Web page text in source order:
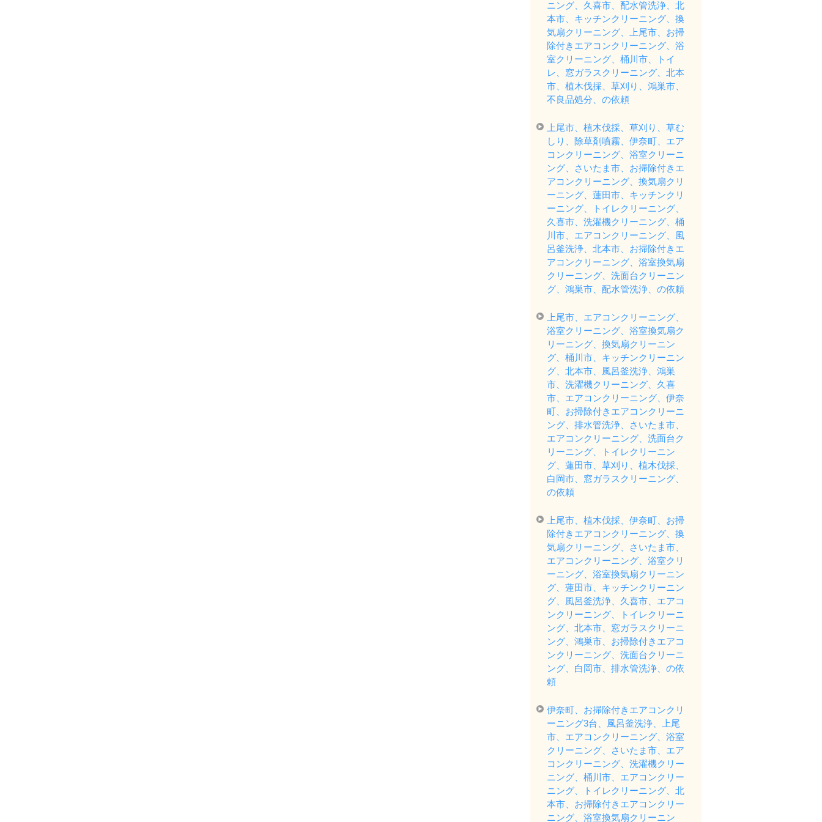
ニング、久喜市、配水管洗浄、北
本市、キッチンクリーニング、換
気扇クリーニング、上尾市、お掃
除付きエアコンクリーニング、浴
室クリーニング、桶川市、トイ
レ、窓ガラスクリーニング、北本
市、植木伐採、草刈り、鴻巣市、
不良品処分、の依頼
上尾市、植木伐採、草刈り、草む
しり、除草剤噴霧、伊奈町、エア
コンクリーニング、浴室クリーニ
ング、さいたま市、お掃除付きエ
アコンクリーニング、換気扇クリ
ーニング、蓮田市、キッチンクリ
ーニング、トイレクリーニング、
久喜市、洗濯機クリーニング、桶
川市、エアコンクリーニング、風
呂釜洗浄、北本市、お掃除付きエ
アコンクリーニング、浴室換気扇
クリーニング、洗面台クリーニン
グ、鴻巣市、配水管洗浄、の依頼
上尾市、エアコンクリーニング、
浴室クリーニング、浴室換気扇ク
リーニング、換気扇クリーニン
グ、桶川市、キッチンクリーニン
グ、北本市、風呂釜洗浄、鴻巣
市、洗濯機クリーニング、久喜
市、エアコンクリーニング、伊奈
町、お掃除付きエアコンクリーニ
ング、排水管洗浄、さいたま市、
エアコンクリーニング、洗面台ク
リーニング、トイレクリーニン
グ、蓮田市、草刈り、植木伐採、
白岡市、窓ガラスクリーニング、
の依頼
上尾市、植木伐採、伊奈町、お掃
除付きエアコンクリーニング、換
気扇クリーニング、さいたま市、
エアコンクリーニング、浴室クリ
ーニング、浴室換気扇クリーニン
グ、蓮田市、キッチンクリーニン
グ、風呂釜洗浄、久喜市、エアコ
ンクリーニング、トイレクリーニ
ング、北本市、窓ガラスクリーニ
ング、鴻巣市、お掃除付きエアコ
ンクリーニング、洗面台クリーニ
ング、白岡市、排水管洗浄、の依
頼
伊奈町、お掃除付きエアコンクリ
ーニング3台、風呂釜洗浄、上尾
市、エアコンクリーニング、浴室
クリーニング、さいたま市、エア
コンクリーニング、洗濯機クリー
ニング、桶川市、エアコンクリー
ニング、トイレクリーニング、北
本市、お掃除付きエアコンクリー
ニング、浴室換気扇クリーニン